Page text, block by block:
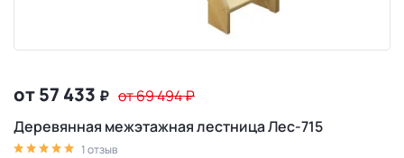
от 57 433 ₽ от 69 494₽
Деревянная межэтажная лестница Лес-715
1 отзыв